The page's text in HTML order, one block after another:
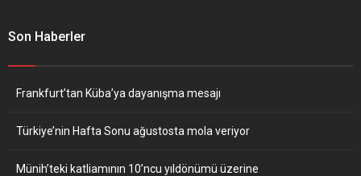
Son Haberler
Frankfurt’tan Küba’ya dayanışma mesajı
Türkiye’nin Hafta Sonu ağustosta mola veriyor
Münih’teki katliamının 10’ncu yıldönümü üzerine